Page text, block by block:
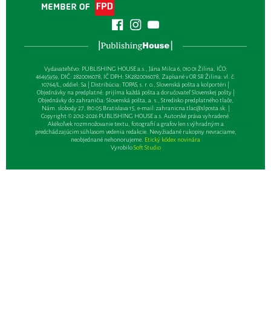
Vydavateľsťvo: PUBLISHING HOUSE a.s., Jána Milca 6, 010 01 Žilina, IČO:
46495959, DIČ: 2820016078, IČ DPH: SK2820016078, Zapísané v OR SR Žilina: vl. č.
10764/L, oddiel: Sa | Distribúcia: TOPAS, s. r. o., Slovenská pošta a kolportéri |
Objednávky na predplatné: prijíma každá pošta a doručovateľ Slovenskej pošty |
Objednávky do zahraničia: Slovenská pošta, a. s., Stredisko predplatného tlače,
Nám. slobody 27, 810 05 Bratislava 15, e-mail:zahranicna.tlac@slposta.sk. |
Copyright © 2012-2026 PUBLISHING HOUSE a.s. Autorské práva vyhradené.
Akékoľvek rozmnožovanie textu, fotografií a grafov len s výhradným a
predchádzajúcim súhlasom vedenia redakcie. Nevyžiadané rukopisy nevraciame,
neobjednané nehonorujeme. Etický kódex novinára
VyrobiloSoft Studio